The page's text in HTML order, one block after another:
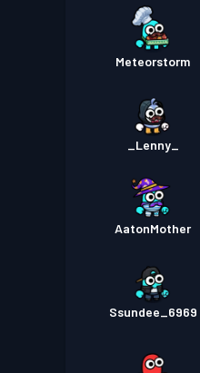
Meteorstorm
_Lenny_
AatonMother
Ssundee_6969